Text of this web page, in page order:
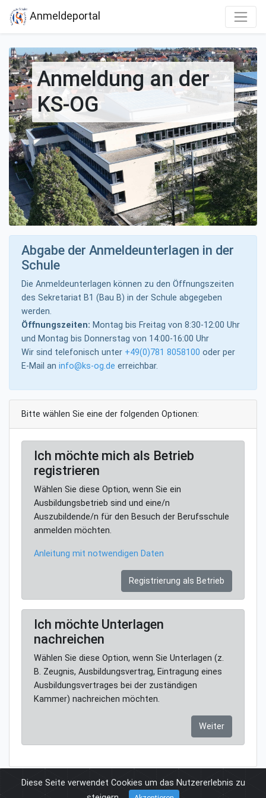
Anmeldeportal
Anmeldung an der
KS-OG
Abgabe der Anmeldeunterlagen in der
Schule
Die Anmeldeunterlagen können zu den Öffnungszeiten
des Sekretariat B1 (Bau B) in der Schule abgegeben
werden.
Öffnungszeiten: Montag bis Freitag von 8:30-12:00 Uhr
und Montag bis Donnerstag von 14:00-16:00 Uhr
Wir sind telefonisch unter +49(0)781 8058100 oder per
E-Mail an info@ks-og.de erreichbar.
Bitte wählen Sie eine der folgenden Optionen:
Ich möchte mich als Betrieb
registrieren
Wählen Sie diese Option, wenn Sie ein
Ausbildungsbetrieb sind und eine/n
Auszubildende/n für den Besuch der Berufsschule
anmelden möchten.
Anleitung mit notwendigen Daten
Registrierung als Betrieb
Ich möchte Unterlagen
nachreichen
Wählen Sie diese Option, wenn Sie Unterlagen (z.
B. Zeugnis, Ausbildungsvertrag, Eintragung eines
Ausbildungsvertrages bei der zuständigen
Kammer) nachreichen möchten.
Weiter
Diese Seite verwendet Cookies um das Nutzererlebnis zu